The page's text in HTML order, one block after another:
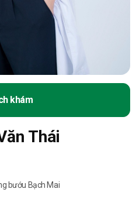
khám
Thái
bướu Bạch Mai